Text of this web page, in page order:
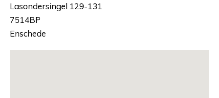
Lasondersingel 129-131
7514BP
Enschede